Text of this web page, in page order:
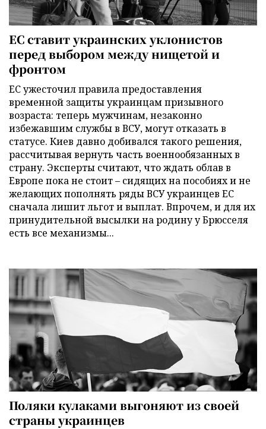
ЕС ставит украинских уклонистов
перед выбором между нищетой и
фронтом
ЕС ужесточил правила предоставления
временной защиты украинцам призывного
возраста: теперь мужчинам, незаконно
избежавшим службы в ВСУ, могут отказать в
статусе. Киев давно добивался такого решения,
рассчитывая вернуть часть военнообязанных в
страну. Эксперты считают, что ждать облав в
Европе пока не стоит – сидящих на пособиях и не
желающих пополнять ряды ВСУ украинцев ЕС
сначала лишит льгот и выплат. Впрочем, и для их
принудительной высылки на родину у Брюсселя
есть все механизмы...
Поляки кулаками выгоняют из своей
страны украинцев